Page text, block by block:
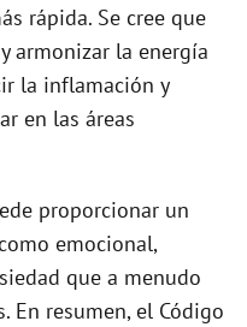
rápida. Se cree que
armonizar la energía
la inflamación y
en las áreas
proporcionar un
emocional,
que a menudo
En resumen, el Código